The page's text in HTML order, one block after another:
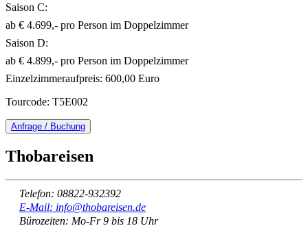
Saison C:
ab € 4.699,- pro Person im Doppelzimmer
Saison D:
ab € 4.899,- pro Person im Doppelzimmer
Einzelzimmeraufpreis: 600,00 Euro
Tourcode: T5E002
Anfrage / Buchung
Thobareisen
Telefon: 08822-932392
E-Mail: info@thobareisen.de
Bürozeiten: Mo-Fr 9 bis 18 Uhr